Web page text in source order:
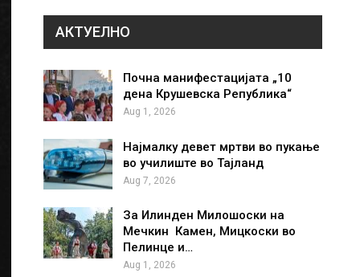
АКТУЕЛНО
Почна манифестацијата „10
дена Крушевска Република“
Aug 1, 2026
Најмалку девет мртви во пукање
во училиште во Тајланд
Aug 7, 2026
За Илинден Милошоски на
Мечкин Камен, Мицкоски во
Пелинце и…
Aug 1, 2026